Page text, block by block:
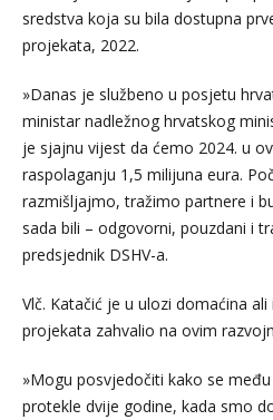
sredstva koja su bila dostupna
projekata, 2022.
»Danas je službeno u posjetu
ministar nadležnog hrvatskog
je sjajnu vijest da ćemo 2024. u
raspolaganju 1,5 milijuna eura.
razmišljajmo, tražimo partnere i
sada bili – odgovorni, pouzdani i
predsjednik DSHV-a.
Vlč. Katačić je u ulozi domaćina
projekata zahvalio na ovim
»Mogu posvjedočiti kako se
protekle dvije godine, kada smo